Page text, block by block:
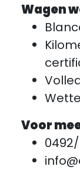
Wagen
Voor